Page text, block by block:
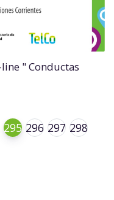
" Conductas
295 296 297 298